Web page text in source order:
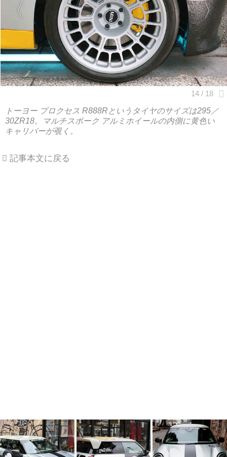
トーヨー プロクセス R888Rというタイヤのサイズは295／
30ZR18。マルチスポーク アルミホイールの内側に黄色い
キャリパーが覗く。
記事本文に戻る